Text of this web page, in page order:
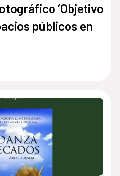
‘Objetivo
públicos en